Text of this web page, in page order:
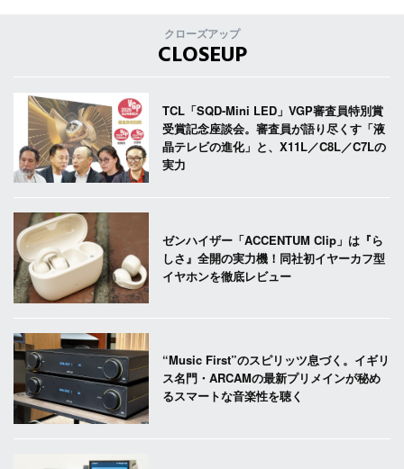
クローズアップ
CLOSEUP
TCL「SQD-Mini LED」VGP審査員特別賞
受賞記念座談会。審査員が語り尽くす「液
晶テレビの進化」と、X11L／C8L／C7Lの
実力
ゼンハイザー「ACCENTUM Clip」は『ら
しさ』全開の実力機！同社初イヤーカフ型
イヤホンを徹底レビュー
“Music First”のスピリッツ息づく。イギリ
ス名門・ARCAMの最新プリメインが秘め
るスマートな音楽性を聴く